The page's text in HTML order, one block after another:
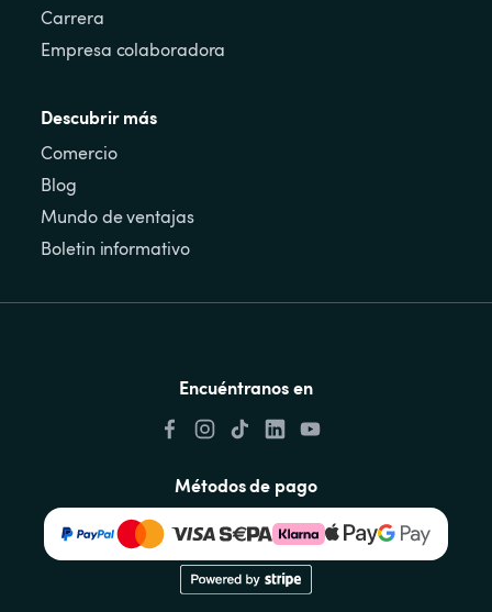
Carrera
Empresa colaboradora
Descubrir más
Comercio
Blog
Mundo de ventajas
Boletin informativo
Encuéntranos en
Métodos de pago